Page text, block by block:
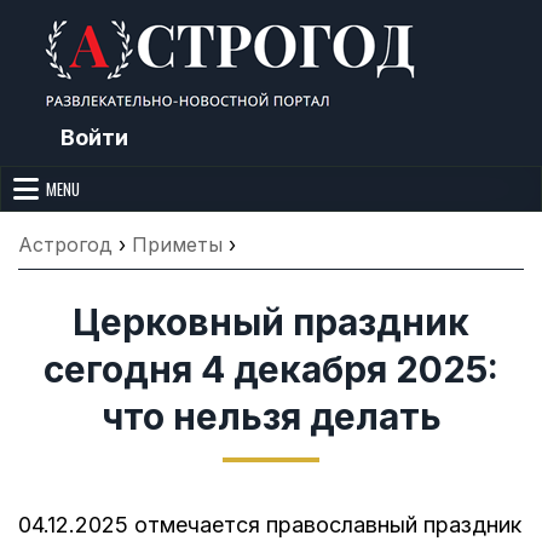
content
Войти
Астрогод: Праздники сегодня,
Лунный календарь, Приметы,
Что нельзя делать, Гороскопы и
Сонник
приметы, точный гороскоп и толкование снов. Читайте, что можно и
MENU
Астрогод › Приметы ›
Церковный праздник
сегодня 4 декабря 2025:
что нельзя делать
04.12.2025 отмечается православный праздник